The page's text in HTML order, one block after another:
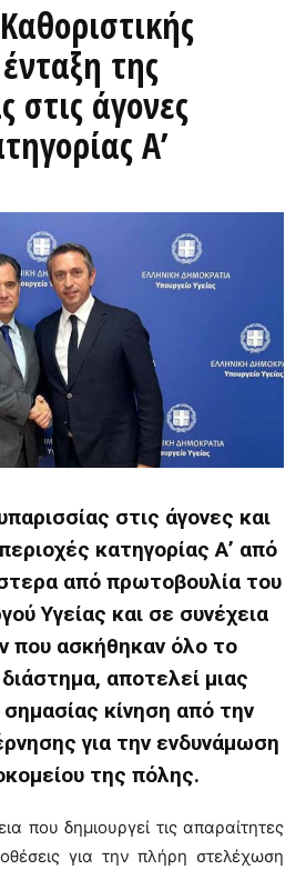
της
στις άγονες
Α’
στις άγονες και
κατηγορίας Α’ από
από πρωτοβουλία του
Υγείας και σε συνέχεια
που ασκήθηκαν όλο το
αποτελεί μιας
κίνηση από την
για την ενδυνάμωση
της πόλης.
που δημιουργεί τις απαραίτητες
για την πλήρη στελέχωση